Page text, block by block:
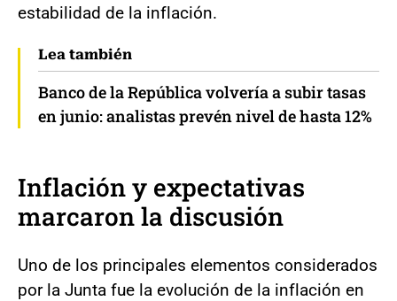
estabilidad de la inflación.
Lea también
Banco de la República volvería a subir tasas
en junio: analistas prevén nivel de hasta 12%
Inflación y expectativas
marcaron la discusión
Uno de los principales elementos considerados
por la Junta fue la evolución de la inflación en